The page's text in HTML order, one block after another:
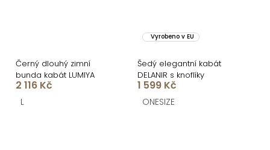
Černý dlouhý zimní
bunda kabát LUMIYA
2 116 Kč
L
Vyrobeno v EU
Šedý elegantní kabát
DELANIR s knoflíky
1 599 Kč
ONESIZE